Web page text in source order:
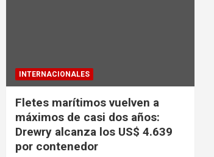
INTERNACIONALES
Fletes marítimos vuelven a
máximos de casi dos años:
Drewry alcanza los US$ 4.639
por contenedor